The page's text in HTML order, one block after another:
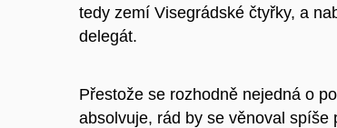
tedy zemí Visegrádské čtyřky, a
delegát.
Přestože se rozhodně nejedná o
absolvuje, rád by se věnoval spíše